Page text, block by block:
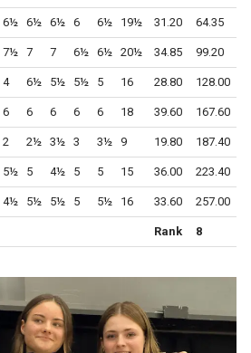
6½ 6½ 6½ 6 6½ 19½ 31.20 64.35
7½ 7 7 6½ 6½ 20½ 34.85 99.20
4 6½ 5½ 5½ 5 16 28.80 128.00
6 6 6 6 6 18 39.60 167.60
2 2½ 3½ 3 3½ 9 19.80 187.40
5½ 5 4½ 5 5 15 36.00 223.40
4½ 5½ 5½ 5 5½ 16 33.60 257.00
Rank 8